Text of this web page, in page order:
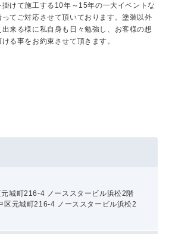
けて施工する10年～15年の一大イベントな
てご対応させて頂いております。塗装以外
来る様に私自身も日々勉強し、お客様の想
る事をお約束させて頂きます。
城町216-4 ノーススタービル浜松2階
区元城町216-4 ノーススタービル浜松2